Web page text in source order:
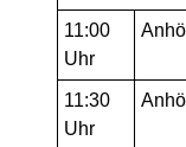
11:00
Uhr
11:30
Uhr